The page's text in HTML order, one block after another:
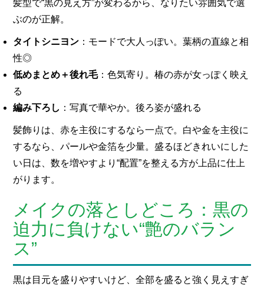
髪型で“黒の見え方”が変わるから、なりたい雰囲気で選
ぶのが正解。
タイトシニヨン ：モードで大人っぽい。葉柄の直線と相
性◎
低めまとめ＋後れ毛：色気寄り。椿の赤が女っぽく映え
る
編み下ろし ：写真で華やか。後ろ姿が盛れる
髪飾りは、赤を主役にするなら一点で。白や金を主役に
するなら、パールや金箔を少量。盛るほどきれいにした
い日は、数を増やすより“配置”を整える方が上品に仕上
がります。
メイクの落としどころ：黒の
迫力に負けない“艶のバラン
ス”
黒は目元を盛りやすいけど、全部を盛ると強く見えすぎ